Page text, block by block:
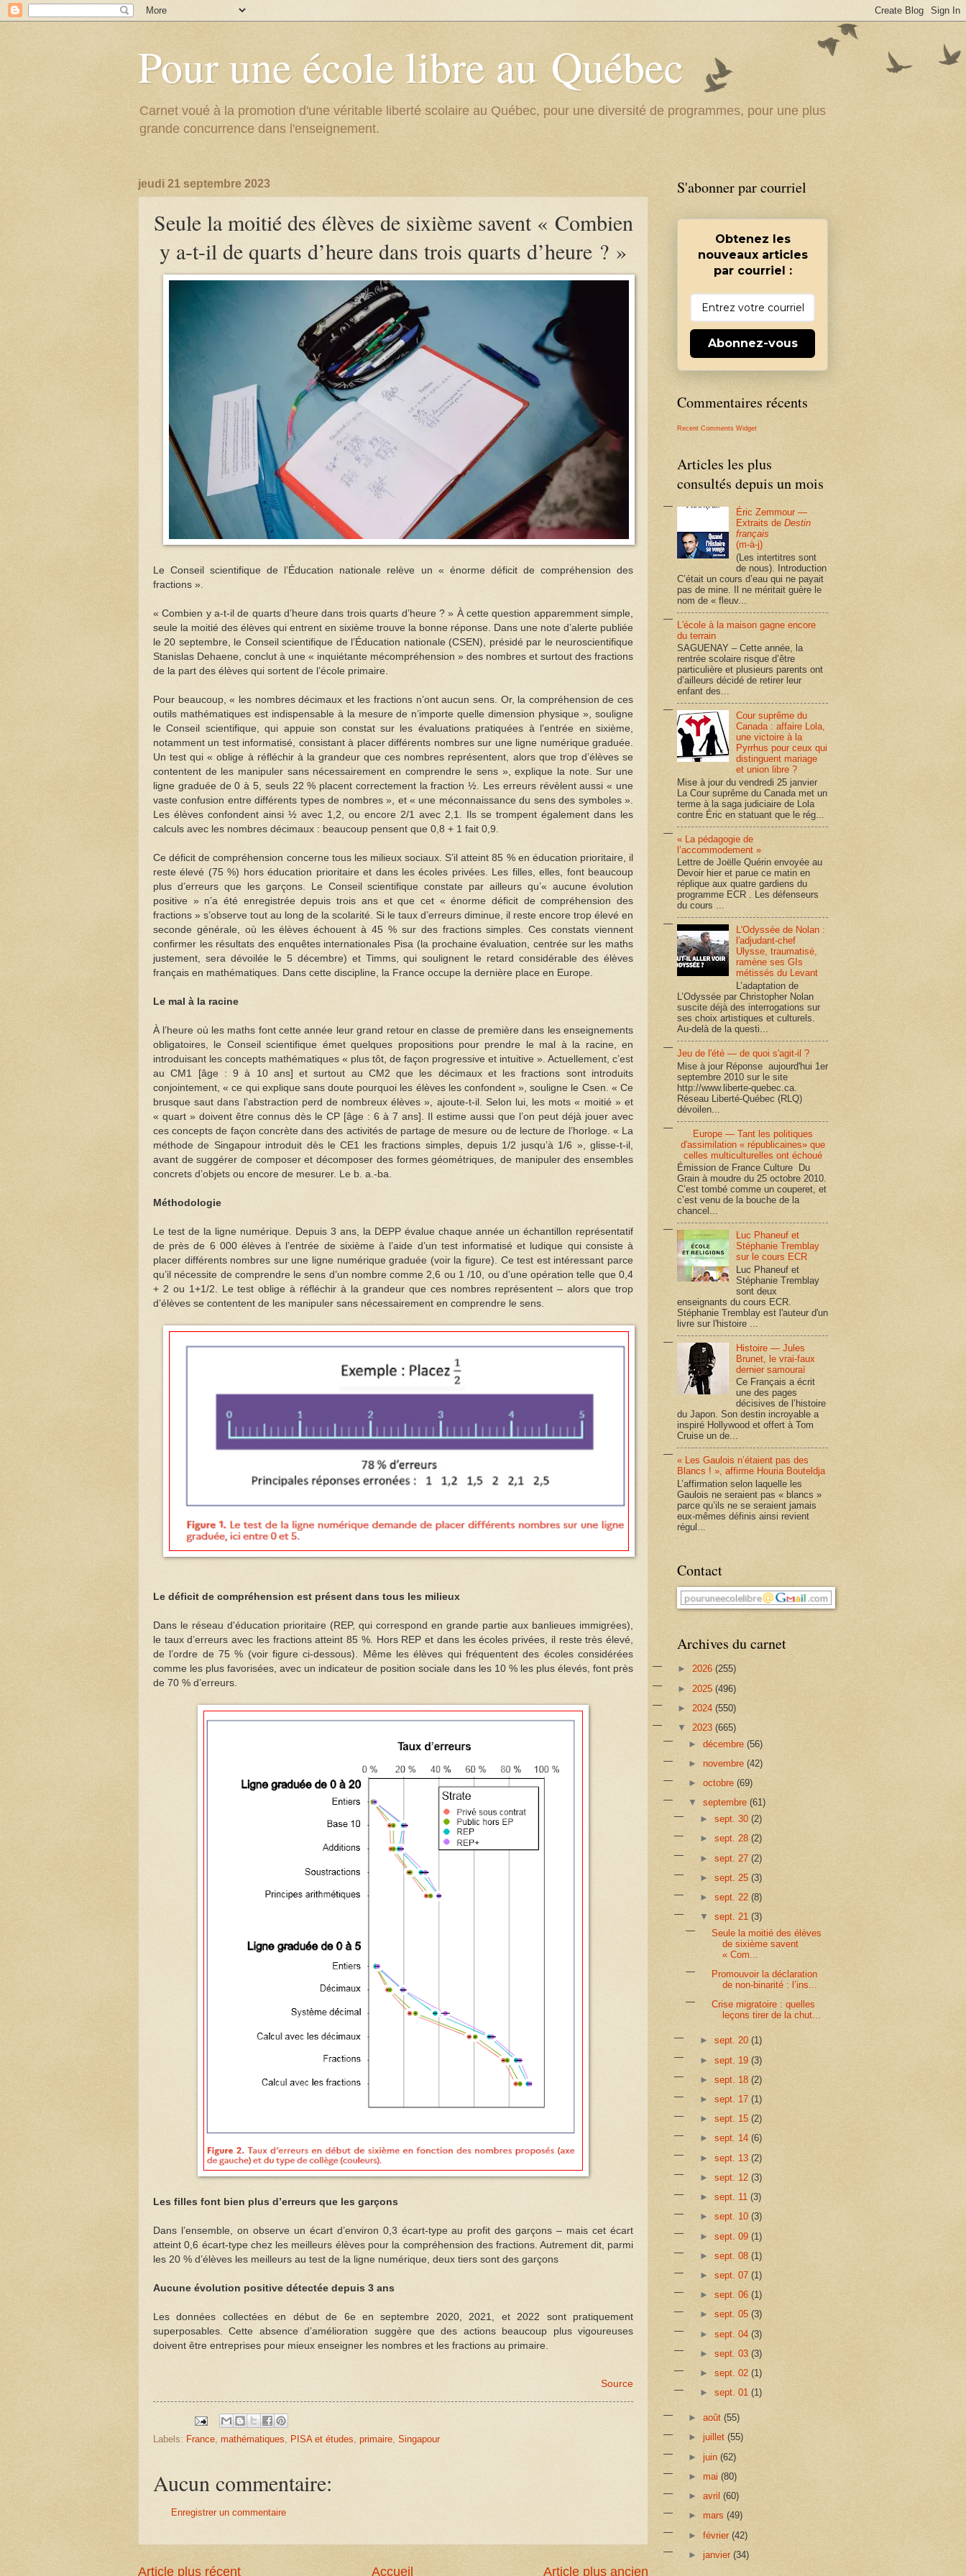
Pour une école libre au Québec
Carnet voué à la promotion d'une véritable liberté scolaire au Québec, pour une diversité de programmes, pour une plus
grande concurrence dans l'enseignement.
jeudi 21 septembre 2023
Seule la moitié des élèves de sixième savent « Combien
y a-t-il de quarts d’heure dans trois quarts d’heure ? »
Le Conseil scientifique de l’Éducation nationale relève un « énorme déficit de compréhension des
fractions ».
« Combien y a-t-il de quarts d’heure dans trois quarts d’heure ? » À cette question apparemment simple,
seule la moitié des élèves qui entrent en sixième trouve la bonne réponse. Dans une note d’alerte publiée
le 20 septembre, le Conseil scientifique de l’Éducation nationale (CSEN), présidé par le neuroscientifique
Stanislas Dehaene, conclut à une « inquiétante mécompréhension » des nombres et surtout des fractions
de la part des élèves qui sortent de l’école primaire.
Pour beaucoup, « les nombres décimaux et les fractions n’ont aucun sens. Or, la compréhension de ces
outils mathématiques est indispensable à la mesure de n’importe quelle dimension physique », souligne
le Conseil scientifique, qui appuie son constat sur les évaluations pratiquées à l’entrée en sixième,
notamment un test informatisé, consistant à placer différents nombres sur une ligne numérique graduée.
Un test qui « oblige à réfléchir à la grandeur que ces nombres représentent, alors que trop d’élèves se
contentent de les manipuler sans nécessairement en comprendre le sens », explique la note. Sur une
ligne graduée de 0 à 5, seuls 22 % placent correctement la fraction ½. Les erreurs révèlent aussi « une
vaste confusion entre différents types de nombres », et « une méconnaissance du sens des symboles ».
Les élèves confondent ainsi ½ avec 1,2, ou encore 2/1 avec 2,1. Ils se trompent également dans les
calculs avec les nombres décimaux : beaucoup pensent que 0,8 + 1 fait 0,9.
Ce déficit de compréhension concerne tous les milieux sociaux. S’il atteint 85 % en éducation prioritaire, il
reste élevé (75 %) hors éducation prioritaire et dans les écoles privées. Les filles, elles, font beaucoup
plus d’erreurs que les garçons. Le Conseil scientifique constate par ailleurs qu’« aucune évolution
positive » n’a été enregistrée depuis trois ans et que cet « énorme déficit de compréhension des
fractions » s’observe tout au long de la scolarité. Si le taux d’erreurs diminue, il reste encore trop élevé en
seconde générale, où les élèves échouent à 45 % sur des fractions simples. Ces constats viennent
confirmer les résultats des enquêtes internationales Pisa (la prochaine évaluation, centrée sur les maths
justement, sera dévoilée le 5 décembre) et Timms, qui soulignent le retard considérable des élèves
français en mathématiques. Dans cette discipline, la France occupe la dernière place en Europe.
Le mal à la racine
À l’heure où les maths font cette année leur grand retour en classe de première dans les enseignements
obligatoires, le Conseil scientifique émet quelques propositions pour prendre le mal à la racine, en
introduisant les concepts mathématiques « plus tôt, de façon progressive et intuitive ». Actuellement, c’est
au CM1 [âge : 9 à 10 ans] et surtout au CM2 que les décimaux et les fractions sont introduits
conjointement, « ce qui explique sans doute pourquoi les élèves les confondent », souligne le Csen. « Ce
brusque saut dans l’abstraction perd de nombreux élèves », ajoute-t-il. Selon lui, les mots « moitié » et
« quart » doivent être connus dès le CP [âge : 6 à 7 ans]. Il estime aussi que l’on peut déjà jouer avec
ces concepts de façon concrète dans des activités de partage de mesure ou de lecture de l’horloge. « La
méthode de Singapour introduit dès le CE1 les fractions simples, depuis 1/2 jusqu’à 1/6 », glisse-t-il,
avant de suggérer de composer et décomposer des formes géométriques, de manipuler des ensembles
concrets d’objets ou encore de mesurer. Le b. a.-ba.
Méthodologie
Le test de la ligne numérique. Depuis 3 ans, la DEPP évalue chaque année un échantillon représentatif
de près de 6 000 élèves à l’entrée de sixième à l’aide d’un test informatisé et ludique qui consiste à
placer différents nombres sur une ligne numérique graduée (voir la figure). Ce test est intéressant parce
qu’il nécessite de comprendre le sens d’un nombre comme 2,6 ou 1 /10, ou d’une opération telle que 0,4
+ 2 ou 1+1/2. Le test oblige à réfléchir à la grandeur que ces nombres représentent – alors que trop
d’élèves se contentent de les manipuler sans nécessairement en comprendre le sens.
Le déficit de compréhension est présent dans tous les milieux
Dans le réseau d'éducation prioritaire (REP, qui correspond en grande partie aux banlieues immigrées),
le taux d’erreurs avec les fractions atteint 85 %. Hors REP et dans les écoles privées, il reste très élevé,
de l’ordre de 75 % (voir figure ci-dessous). Même les élèves qui fréquentent des écoles considérées
comme les plus favorisées, avec un indicateur de position sociale dans les 10 % les plus élevés, font près
de 70 % d’erreurs.
Les filles font bien plus d’erreurs que les garçons
Dans l’ensemble, on observe un écart d’environ 0,3 écart-type au profit des garçons – mais cet écart
atteint 0,6 écart-type chez les meilleurs élèves pour la compréhension des fractions. Autrement dit, parmi
les 20 % d’élèves les meilleurs au test de la ligne numérique, deux tiers sont des garçons
Aucune évolution positive détectée depuis 3 ans
Les données collectées en début de 6e en septembre 2020, 2021, et 2022 sont pratiquement
superposables. Cette absence d’amélioration suggère que des actions beaucoup plus vigoureuses
doivent être entreprises pour mieux enseigner les nombres et les fractions au primaire.
Source
Labels: France, mathématiques, PISA et études, primaire, Singapour
Aucun commentaire:
Enregistrer un commentaire
Article plus récent Article plus ancien
Accueil
S'abonner par courriel
Obtenez les
nouveaux articles
par courriel :
Abonnez-vous
Commentaires récents
Recent Comments Widget
Articles les plus
consultés depuis un mois
Éric Zemmour —
Extraits deDestin
français
(m-à-j)
(Les intertitres sont
de nous). Introduction
C’était un cours d’eau qui ne payait
pas de mine. Il ne méritait guère le
nom de « fleuv...
L'école à la maison gagne encore
du terrain
SAGUENAY – Cette année, la
rentrée scolaire risque d’être
particulière et plusieurs parents ont
d’ailleurs décidé de retirer leur
enfant des...
Cour suprême du
Canada : affaire Lola,
une victoire à la
Pyrrhus pour ceux qui
distinguent mariage
et union libre ?
Mise à jour du vendredi 25 janvier
La Cour suprême du Canada met un
terme à la saga judiciaire de Lola
contre Éric en statuant que le rég...
« La pédagogie de
l’accommodement »
Lettre de Joëlle Quérin envoyée au
Devoir hier et parue ce matin en
réplique aux quatre gardiens du
programme ECR . Les défenseurs
du cours ...
L'Odyssée de Nolan :
l'adjudant-chef
Ulysse, traumatisé,
ramène ses GIs
métissés du Levant
L’adaptation de
L’Odyssée par Christopher Nolan
suscite déjà des interrogations sur
ses choix artistiques et culturels.
Au-delà de la questi...
Jeu de l'été — de quoi s'agit-il ?
Mise à jour Réponse aujourd'hui 1er
septembre 2010 sur le site
http://www.liberte-quebec.ca.
Réseau Liberté-Québec (RLQ)
dévoilen...
Europe — Tant les politiques
d'assimilation « républicaines» que
celles multiculturelles ont échoué
Émission de France Culture Du
Grain à moudre du 25 octobre 2010.
C’est tombé comme un couperet, et
c’est venu de la bouche de la
chancel...
Luc Phaneuf et
Stéphanie Tremblay
sur le cours ECR
Luc Phaneuf et
Stéphanie Tremblay
sont deux
enseignants du cours ECR.
Stéphanie Tremblay est l'auteur d'un
livre sur l'histoire ...
Histoire — Jules
Brunet, le vrai-faux
dernier samouraï
Ce Français a écrit
une des pages
décisives de l’histoire
du Japon. Son destin incroyable a
inspiré Hollywood et offert à Tom
Cruise un de...
« Les Gaulois n’étaient pas des
Blancs ! », affirme Houria Bouteldja
L’affirmation selon laquelle les
Gaulois ne seraient pas « blancs »
parce qu’ils ne se seraient jamais
eux-mêmes définis ainsi revient
régul...
Contact
Archives du carnet
► 2026 (255)
► 2025 (496)
► 2024 (550)
▼ 2023 (665)
►décembre(56)
►novembre(42)
►octobre(69)
▼septembre(61)
► sept. 30 (2)
► sept. 28 (2)
► sept. 27 (2)
► sept. 25 (3)
► sept. 22 (8)
▼ sept. 21 (3)
Seule la moitié des élèves
de sixième savent
« Com...
Promouvoir la déclaration
de non-binarité : l’ins...
Crise migratoire : quelles
leçons tirer de la chut...
► sept. 20 (1)
► sept. 19 (3)
► sept. 18 (2)
► sept. 17 (1)
► sept. 15 (2)
► sept. 14 (6)
► sept. 13 (2)
► sept. 12 (3)
► sept. 11 (3)
► sept. 10 (3)
► sept. 09 (1)
► sept. 08 (1)
► sept. 07 (1)
► sept. 06 (1)
► sept. 05 (3)
► sept. 04 (3)
► sept. 03 (3)
► sept. 02 (1)
► sept. 01 (1)
►août(55)
►juillet(55)
► juin(62)
►mai(80)
►avril(60)
►mars(49)
►février(42)
►janvier(34)